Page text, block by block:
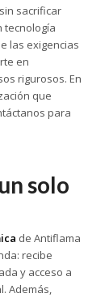
sacrificar
tecnología
las exigencias
en
rigurosos. En
que
para
solo
de Antiflama
recibe
y acceso a
Además,